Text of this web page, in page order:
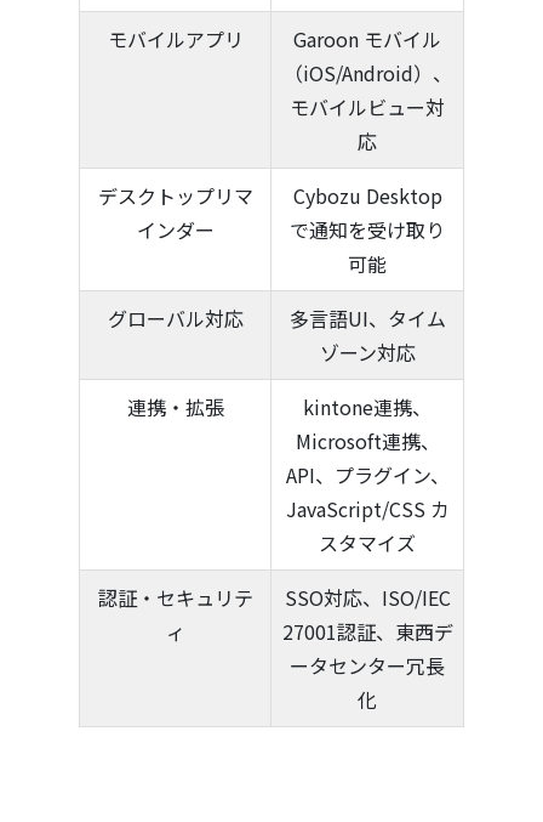
モバイルアプリ
Garoon モバイル
（iOS/Android）、
モバイルビュー対
応
デスクトップリマ
インダー
Cybozu Desktop
で通知を受け取り
可能
グローバル対応
多言語UI、タイム
ゾーン対応
連携・拡張
kintone連携、
Microsoft連携、
API、プラグイン、
JavaScript/CSS カ
スタマイズ
認証・セキュリテ
ィ
SSO対応、ISO/IEC
27001認証、東西デ
ータセンター冗長
化